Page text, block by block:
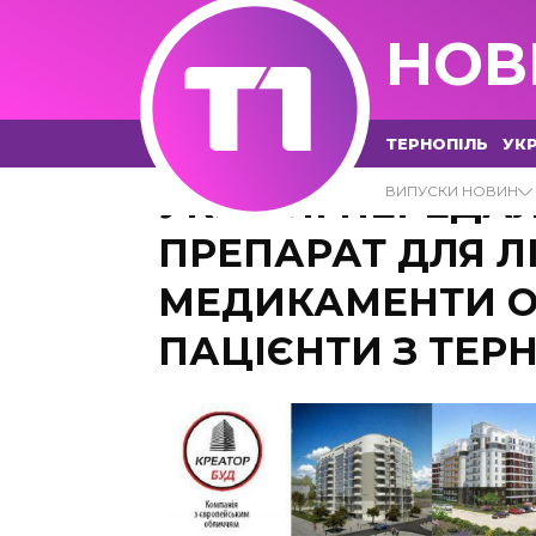
ТЕРНОПІЛЬ
ВИПУСКИ НОВИН
УКРАЇНІ
ПРЕПАРАТ ДЛЯ
МЕДИКАМЕНТИ
ПАЦІЄНТИ З